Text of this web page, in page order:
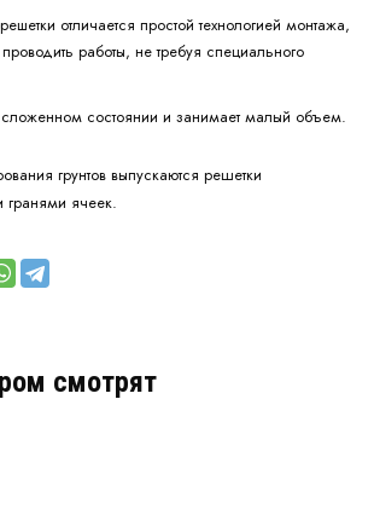
отличается простой технологией монтажа,
работы, не требуя специального
сложенном состоянии и занимает малый объем.
грунтов выпускаются решетки
ячеек.
смотрят